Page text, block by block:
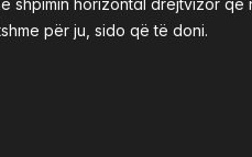
shpimin horizontal drejtvizor
për ju, sido që të doni.